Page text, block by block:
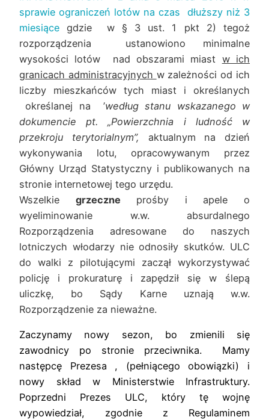
sprawie ograniczeń lotów na czas dłuższy niż 3
miesiące gdzie w § 3 ust. 1 pkt 2) tegoż
rozporządzenia ustanowiono minimalne
wysokości lotów nad obszarami miast w ich
granicach administracyjnych w zależności od ich
liczby mieszkańców tych miast i określanych
określanej na ’według stanu wskazanego w
dokumencie pt. „Powierzchnia i ludność w
przekroju terytorialnym”, aktualnym na dzień
wykonywania lotu, opracowywanym przez
Główny Urząd Statystyczny i publikowanych na
stronie internetowej tego urzędu.
Wszelkie grzeczne prośby i apele o
wyeliminowanie w.w. absurdalnego
Rozporządzenia adresowane do naszych
lotniczych włodarzy nie odnosiły skutków. ULC
do walki z pilotującymi zaczął wykorzystywać
policję i prokuraturę i zapędził się w ślepą
uliczkę, bo Sądy Karne uznają w.w.
Rozporządzenie za nieważne.
Zaczynamy nowy sezon, bo zmienili się
zawodnicy po stronie przeciwnika. Mamy
następcę Prezesa , (pełniącego obowiązki) i
nowy skład w Ministerstwie Infrastruktury.
Poprzedni Prezes ULC, który tę wojnę
wypowiedział, zgodnie z Regulaminem